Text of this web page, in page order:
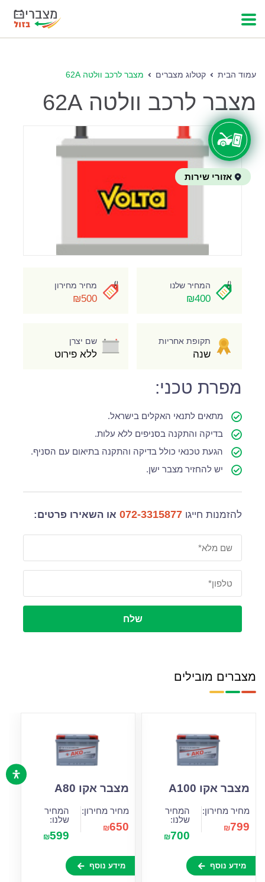
עמוד הבית קטלוג מצברים מצבר לרכב וולטה 62A
מצבר לרכב וולטה 62A
המחיר שלנו
₪400
מחיר מחירון
₪500
תקופת אחריות
שנה
שם יצרן
ללא פירוט
מפרת טכני:
מתאים לתנאי האקלים בישראל.
בדיקה והתקנה בסניפים ללא עלות.
הגעת טכנאי כולל בדיקה והתקנה בתיאום עם הסניף.
יש להחזיר מצבר ישן.
להזמנות חייגו 072-3315877 או השאירו פרטים:
שלח
מצברים מובילים
מצבר אקו A100
מחיר מחירון:
₪799
המחיר
שלנו:
₪700
מידע נוסף
מצבר אקו A80
מחיר מחירון:
₪650
המחיר
שלנו:
₪599
מידע נוסף
אזורי שירות